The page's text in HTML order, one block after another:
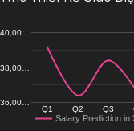
Salary Prediction in
Q1 Q2 Q3
36,00…
38,00…
40,00…